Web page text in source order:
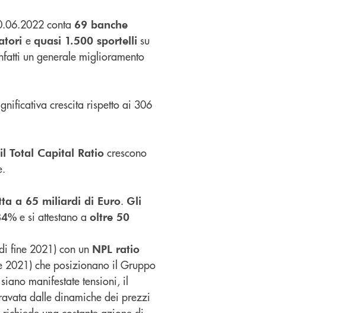
conta 69 banche
e quasi 1.500 sportelli su
un generale miglioramento
crescita rispetto ai 306
Total Capital Ratio crescono
a 65 miliardi di Euro. Gli
e si attestano a oltre 50
fine 2021) con un NPL ratio
2021) che posizionano il Gruppo
manifestate tensioni, il
dalle dinamiche dei prezzi